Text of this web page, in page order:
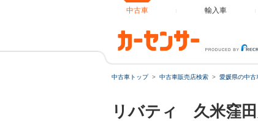
中古車 輸入車
中古車トップ 中古車販売店検索 愛媛県の中古
リバティ 久米窪